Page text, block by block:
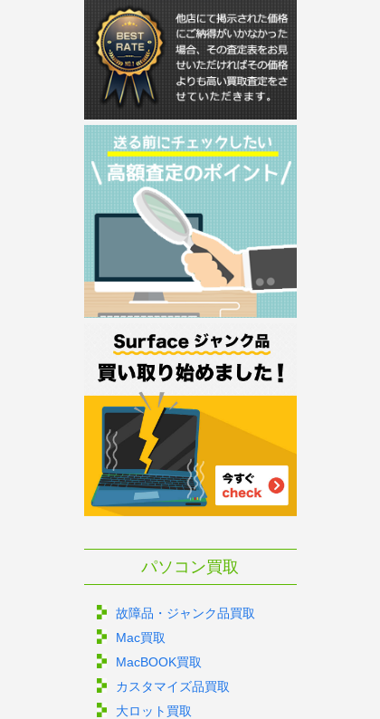
パソコン買取
故障品・ジャンク品買取
Mac買取
MacBOOK買取
カスタマイズ品買取
大ロット買取